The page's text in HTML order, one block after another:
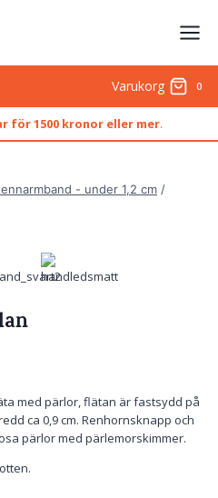
Varukorg 0
för 1500 kronor eller mer.
- under 1,2 cm /
med pärlor, flätan är fastsydd på
ca 0,9 cm. Renhornsknapp och
pärlor med pärlemorskimmer.